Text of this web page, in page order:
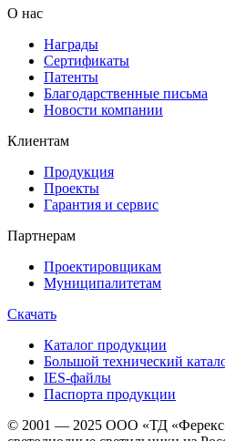
О нас
Награды
Сертификаты
Патенты
Благодарственные письма
Новости компании
Клиентам
Продукция
Проекты
Гарантия и сервис
Партнерам
Проектировщикам
Муниципалитетам
Скачать
Каталог продукции
Большой технический
IES-файлы
Паспорта продукции
© 2001 — 2025 ООО «ТД